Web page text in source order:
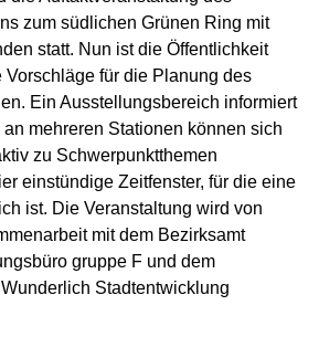
zum südlichen Grünen Ring mit
statt. Nun ist die Öffentlichkeit
für die Planung des
Ein Ausstellungsbereich informiert
mehreren Stationen können sich
zu Schwerpunktthemen
einstündige Zeitfenster, für die eine
ist. Die Veranstaltung wird von
mit dem Bezirksamt
gruppe F und dem
Stadtentwicklung